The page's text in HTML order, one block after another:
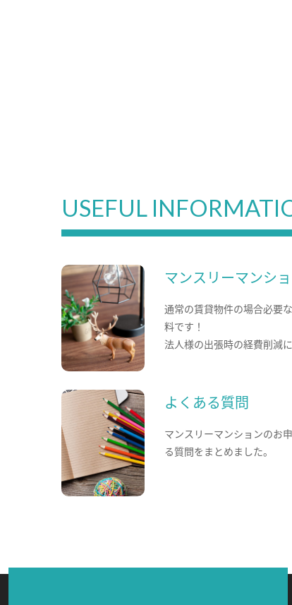
USEFUL
マンスリーマンシ
通常の賃貸物件の場合必要
料です！
法人様の出張時の経費削減
よくある質問
マンスリーマンションのお
る質問をまとめました。